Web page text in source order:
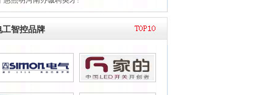
工智控品牌